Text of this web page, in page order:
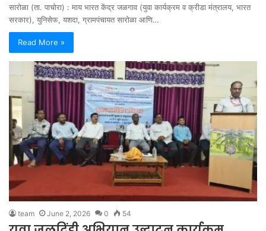
सारोळा (ता. पाचोरा) : माय भारत केंद्र जळगाव (युवा कार्यक्रम व क्रीडा मंत्रालय, भारत
सरकार), युनिसेफ, यशदा, ग्रामपंचायत सारोळा आणि…
Read More »
team June 2, 2026 0 54